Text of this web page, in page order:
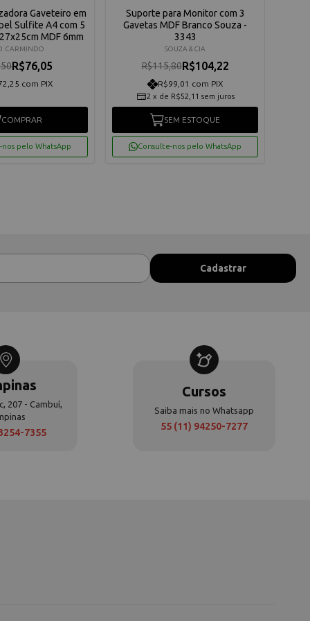
Gaveteiro em
Sulfite A4 com 5
MDF 6mm
CARMINDO
R$76,05
com PIX
COMPRAR
nos pelo WhatsApp
Suporte para Monitor com 3
Gavetas MDF Branco Souza -
3343
SOUZA & CIA
R$115,80R$104,22
R$99,01 com PIX
2 x de R$52,11 sem juros
SEM ESTOQUE
Consulte-nos pelo WhatsApp
207 - Cambuí,
7355
Cursos
Saiba mais no Whatsapp
55 (11) 94250-7277